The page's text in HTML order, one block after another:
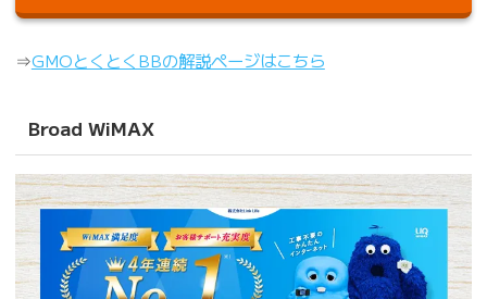
⇒GMOとくとくBBの解説ページはこちら
Broad WiMAX